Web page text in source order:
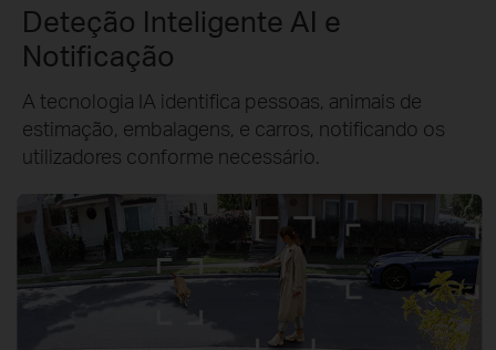
Deteção Inteligente AI e
Notificação
A tecnologia IA identifica pessoas, animais de
estimação, embalagens, e carros, notificando os
utilizadores conforme necessário.